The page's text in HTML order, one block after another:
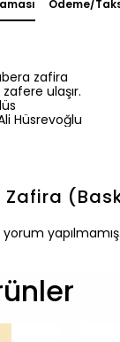
Ödeme/
zafira
ulaşır.
Hüsrevoğlu
yapılmamış.